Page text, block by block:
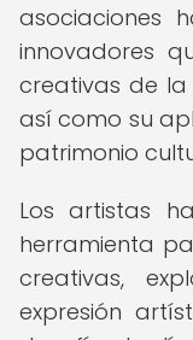
asociaciones
innovadores
creativas de
así como su
patrimonio
Los artistas
herramienta
creativas,
expresión